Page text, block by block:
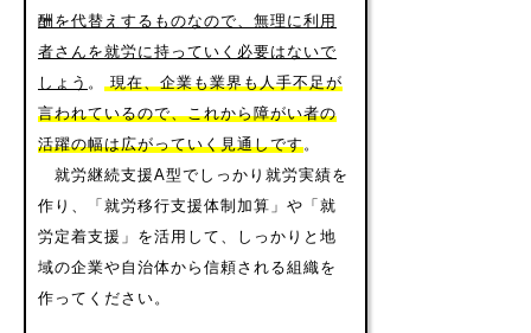
酬を代替えするものなので、無理に利用
者さんを就労に持っていく必要はないで
しょう 。
現在、企業も業界も人手不足が
言われているので、これから障がい者の
活躍の幅は広がっていく見通しです。
就労継続支援A型でしっかり就労実績を
作り、「就労移行支援体制加算」や「就
労定着支援」を活用して、しっかりと地
域の企業や自治体から信頼される組織を
作ってください。